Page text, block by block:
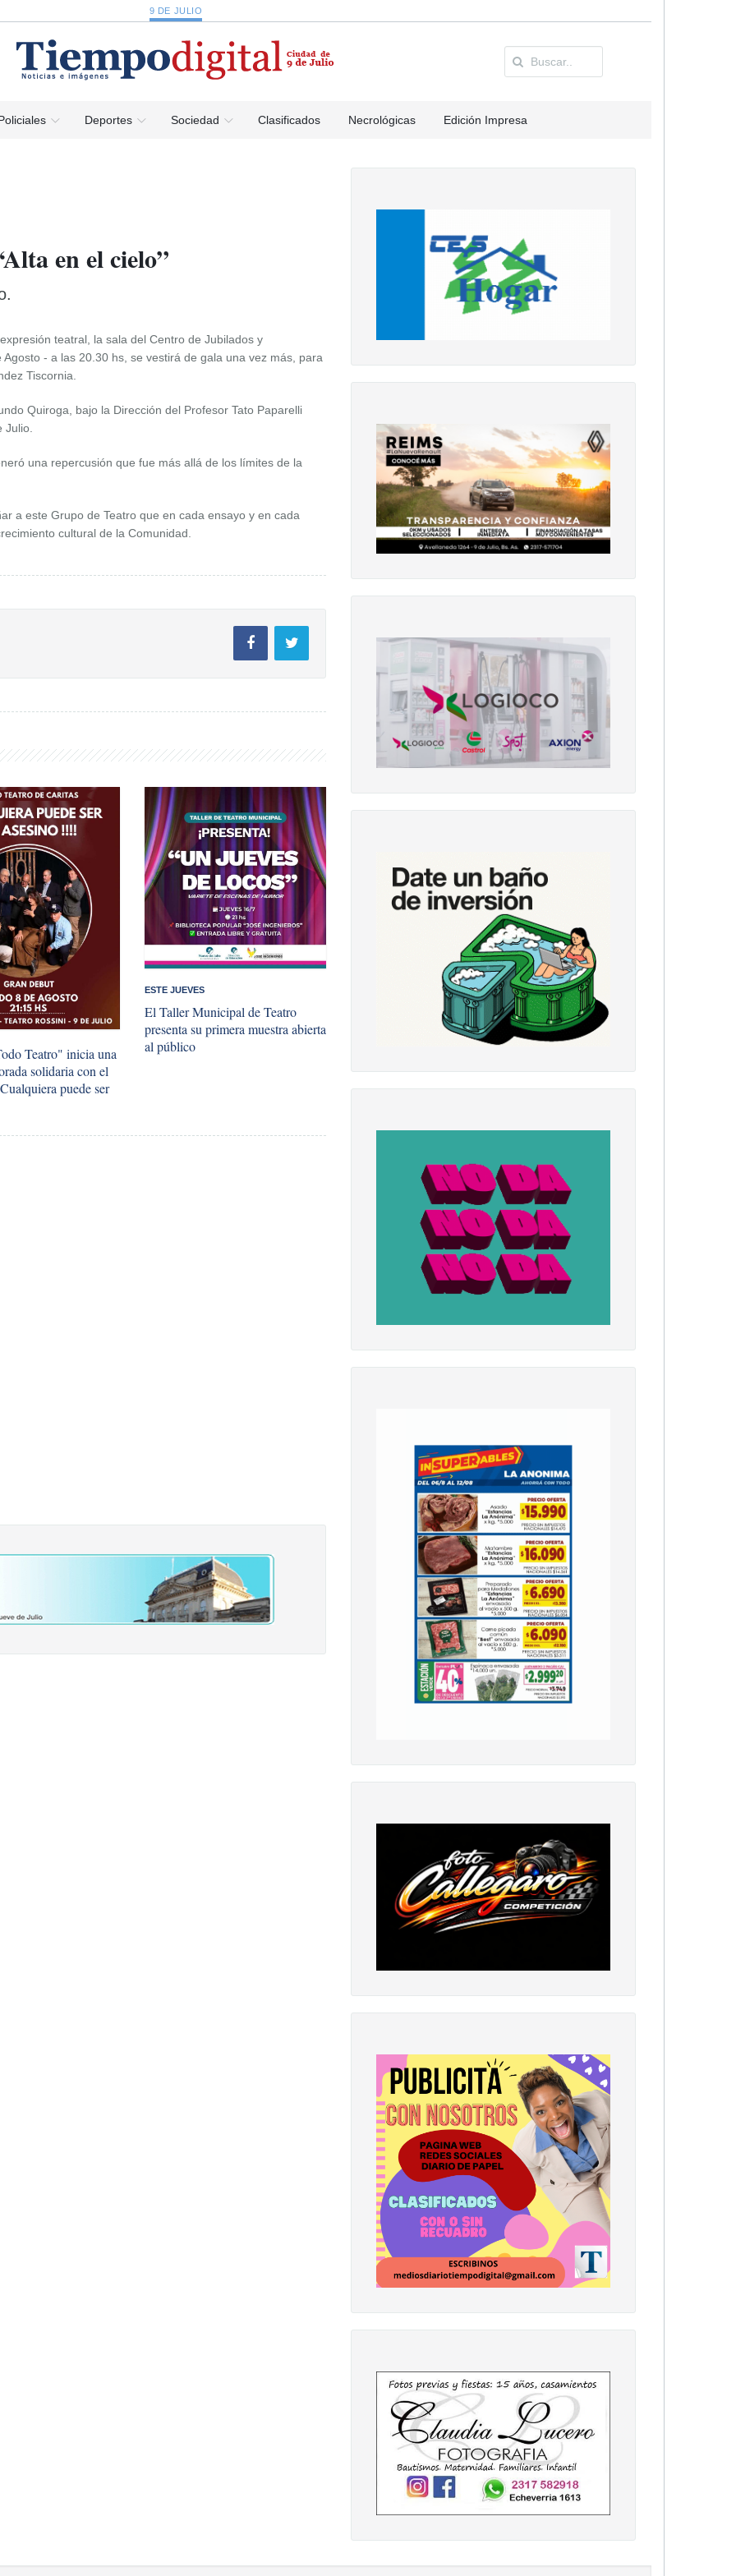
9 DE JULIO
Deportes Sociedad Clasificados Necrológicas Edición Impresa
en el cielo”
teatral, la sala del Centro de Jubilados y
- a las 20.30 hs, se vestirá de gala una vez más, para
Tiscornia.
Quiroga, bajo la Dirección del Profesor Tato Paparelli
Julio.
una repercusión que fue más allá de los límites de la
a este Grupo de Teatro que en cada ensayo y en cada
cultural de la Comunidad.
Teatro" inicia una
solidaria con el
puede ser
ESTE JUEVES
El Taller Municipal de Teatro
presenta su primera muestra abierta
al público